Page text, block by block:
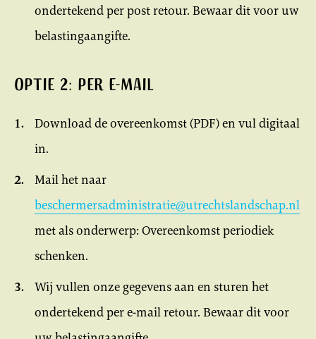
ondertekend per post retour. Bewaar dit voor uw
belastingaangifte.
Optie 2: per e-mail
Download de overeenkomst (PDF) en vul digitaal
in.
Mail het naar
beschermersadministratie@utrechtslandschap.nl
met als onderwerp: Overeenkomst periodiek
schenken.
Wij vullen onze gegevens aan en sturen het
ondertekend per e-mail retour. Bewaar dit voor